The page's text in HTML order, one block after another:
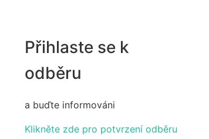
Přihlaste se k
odběru
a buďte informováni
Klikněte zde pro potvrzení odběru